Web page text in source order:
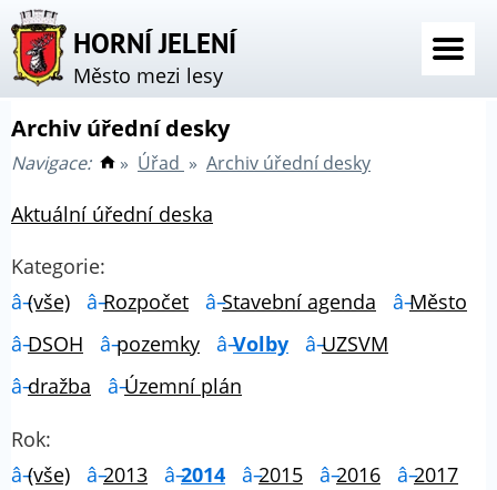
HORNÍ JELENÍ
Město mezi lesy
Archiv úřední desky
Navigace: » Úřad » Archiv úřední desky
Aktuální úřední deska
Kategorie:
(vše)
Rozpočet Stavební agenda
Město
DSOH
pozemky Volby
UZSVM
dražba
Územní plán
Rok:
(vše)
2013 2014 2015 2016
2017